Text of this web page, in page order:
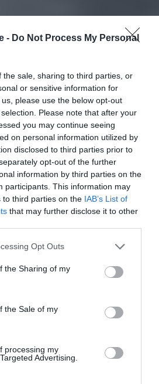
- Do Not Process My Personal
the sale, sharing to third parties, or
or sensitive information for
please use the below opt-out
Please note that after your
you may continue seeing
on personal information utilized by
disclosed to third parties prior to
opt-out of the further
information by third parties on the
participants. This information may
to third parties on the IAB’s List of
that may further disclose it to other
Opt Outs
the Sharing of my
the Sale of my
processing my
Advertising.